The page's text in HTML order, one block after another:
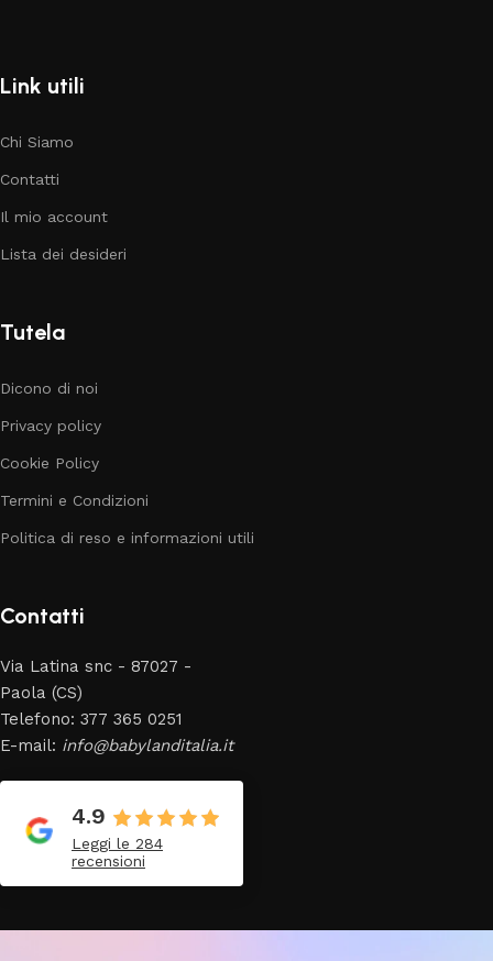
Link utili
Chi Siamo
Contatti
Il mio account
Lista dei desideri
Tutela
Dicono di noi
Privacy policy
Cookie Policy
Termini e Condizioni
Politica di reso e informazioni utili
Contatti
Via Latina snc - 87027 -
Paola (CS)
Telefono: 377 365 0251
E-mail: info@babylanditalia.it
4.9
Leggi le 284
recensioni